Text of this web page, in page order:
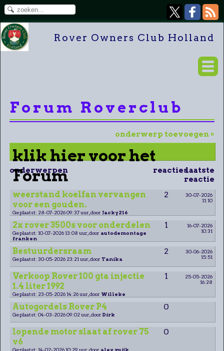
Rover Owners Club Holland
Forum Roverclub
onderwerp toevoegen »
klik hier voor het
Forum
onderwerpen reactieslaatste
reactie
weerstand koelfan vervangen
voor een gouden.
2
30-07-2026
11:10
Geplaatst: 28-07-2026 09:37 uur, door Jacky216
2x rover 3500s voor onderdelen 1
16-07-2026
10:31
Geplaatst: 10-07-2026 13:08 uur, door autodemontage
franken
Bestuurdersraam 2
30-06-2026
15:51
Geplaatst: 30-05-2026 23:21 uur, door Tanika
Verkoop Rover 100 gta injectie
1.4 liter 1992
1
25-05-2026
16:28
Geplaatst: 23-05-2026 14:26 uur, door Willeke
Autogordels Rover P4 0
Geplaatst: 04-03-2026 09:02 uur, door Dirk
lopende motor slaat af rover 75
v6
0
Geplaatst: 14-02-2026 10:29 uur, door alex vuijk